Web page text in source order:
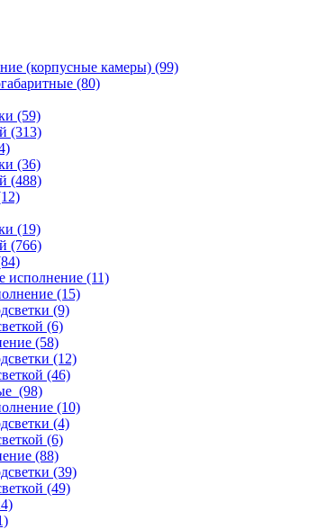
(корпусные камеры) (99)
(80)
(59)
(313)
(36)
(488)
(19)
(766)
исполнение (11)
(15)
(9)
(6)
(58)
(12)
(46)
(98)
(10)
(4)
(6)
(88)
(39)
(49)